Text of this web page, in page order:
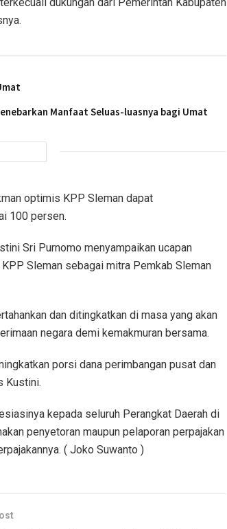
Manfaat Seluas-luasnya bagi Umat
optimis KPP Sleman dapat
100 persen.
Sri Purnomo menyampaikan ucapan
Sleman sebagai mitra Pemkab Sleman
dan ditingkatkan di masa yang akan
negara demi kemakmuran bersama.
porsi dana perimbangan pusat dan
Kustini.
kepada seluruh Perangkat Daerah di
penyetoran maupun pelaporan perpajakan
( Joko Suwanto )